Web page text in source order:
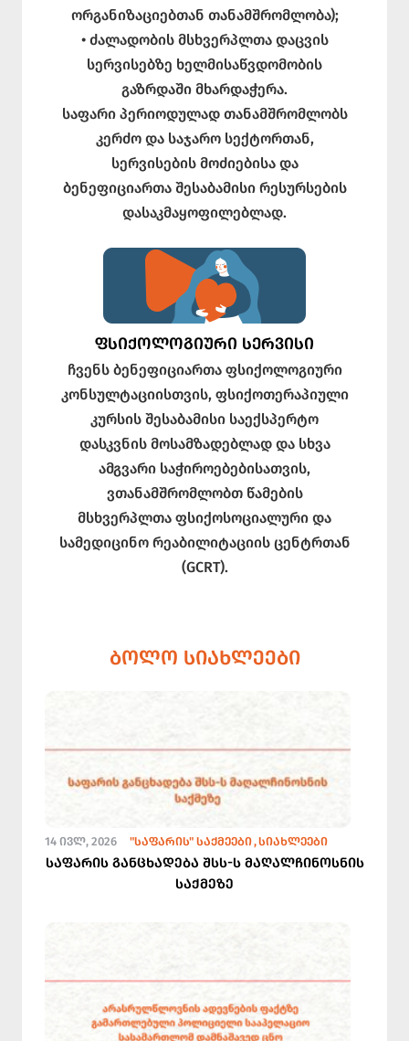
ორგანიზაციებთან თანამშრომლობა);
• ძალადობის მსხვერპლთა დაცვის
სერვისებზე ხელმისაწვდომობის
გაზრდაში მხარდაჭერა.
საფარი პერიოდულად თანამშრომლობს
კერძო და საჯარო სექტორთან,
სერვისების მოძიებისა და
ბენეფიციართა შესაბამისი რესურსების
დასაკმაყოფილებლად.
ᲤᲡᲘᲥᲝᲚᲝᲒᲘᲣᲠᲘ ᲡᲔᲠᲕᲘᲡᲘ
ჩვენს ბენეფიციართა ფსიქოლოგიური
კონსულტაციისთვის, ფსიქოთერაპიული
კურსის შესაბამისი საექსპერტო
დასკვნის მოსამზადებლად და სხვა
ამგვარი საჭიროებებისათვის,
ვთანამშრომლობთ წამების
მსხვერპლთა ფსიქოსოციალური და
სამედიცინო რეაბილიტაციის ცენტრთან
(GCRT).
ᲑᲝᲚᲝ ᲡᲘᲐᲮᲚᲔᲔᲑᲘ
14 ᲘᲕᲚ, 2026 "ᲡᲐᲤᲐᲠᲘᲡ" ᲡᲐᲥᲛᲔᲔᲑᲘ ᲡᲘᲐᲮᲚᲔᲔᲑᲘ
საფარის განცხადება შსს-ს მაღალჩინოსნის
საქმეზე